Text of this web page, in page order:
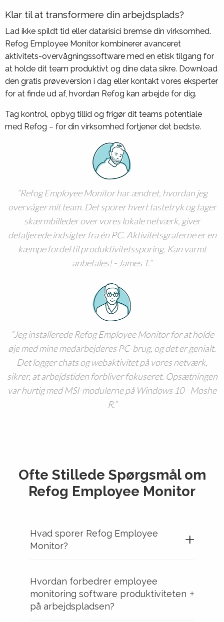
Klar til at transformere din arbejdsplads?
Lad ikke spildt tid eller datarisici bremse din virksomhed.
Refog Employee Monitor kombinerer avanceret
aktivitets-overvågningssoftware med en etisk tilgang for
at holde dit team produktivt og dine data sikre. Download
den gratis prøveversion i dag eller kontakt vores eksperter
for at finde ud af, hvordan Refog kan arbejde for dig.
Tag kontrol, opbyg tillid og frigør dit teams potentiale
med Refog – for din virksomhed fortjener det bedste.
Refog Employee Monitor har ændret, hvordan jeg
overvåger mit team. Det sporer hvert tastetryk og tager
skærmbilleder over vores lokale netværk, giver
detaljerede indsigter fra én PC. Aktivitetsgraferne er en
kæmpe fordel til produktivitetssporing. Kan varmt
anbefales! - James T.
Jeg installerede Refog Employee Monitor for at holde
øje med mine medarbejderes PC-brug, og det er genialt.
Det logger chats og webaktivitet på vores netværk,
sikrer, at arbejdstiden forbliver fokuseret. Opsætningen
var hurtig med MSI-modulerne på Windows 10 - Moshe
R.
Ofte Stillede Spørgsmål om
Refog Employee Monitor
Hvad sporer Refog Employee
Monitor?
Hvordan forbedrer employee
monitoring software produktiviteten
på arbejdspladsen?